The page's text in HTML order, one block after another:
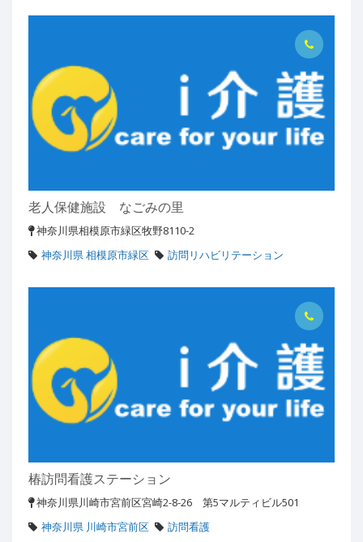
老人保健施設 なごみの里
神奈川県相模原市緑区牧野8110-2
神奈川県 相模原市緑区
訪問リハビリテーション
椿訪問看護ステーション
神奈川県川崎市宮前区宮崎2-8-26 第5マルティビル501
神奈川県 川崎市宮前区
訪問看護